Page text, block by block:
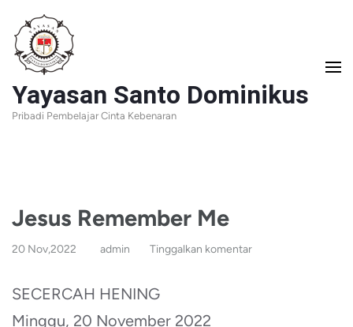
Lompat
ke
konten
(Tekan
Enter)
Yayasan Santo Dominikus
Pribadi Pembelajar Cinta Kebenaran
Jesus Remember Me
20 Nov,2022 admin Tinggalkan komentar
SECERCAH HENING
Minggu, 20 November 2022